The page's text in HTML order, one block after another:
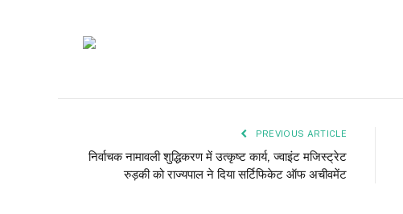
PREVIOUS ARTICLE
निर्वाचक नामावली शुद्धिकरण में उत्कृष्ट कार्य, ज्वाइंट मजिस्ट्रेट
रुड़की को राज्यपाल ने दिया सर्टिफिकेट ऑफ अचीवमेंट